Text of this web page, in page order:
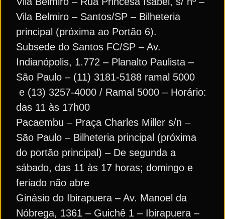
Vila Belmiro – Santos/SP – Bilheteria
principal (próxima ao Portão 6).
Subsede do Santos FC/SP – Av.
Indianópolis, 1.772 – Planalto Paulista –
São Paulo – (11) 3181-5188 ramal 5000
e (13) 3257-4000 / Ramal 5000 – Horário:
das 11 às 17h00
Pacaembu – Praça Charles Miller s/n –
São Paulo – Bilheteria principal (próxima
do portão principal) – De segunda a
sábado, das 11 às 17 horas; domingo e
feriado não abre
Ginásio do Ibirapuera – Av. Manoel da
Nóbrega, 1361 – Guichê 1 – Ibirapuera –